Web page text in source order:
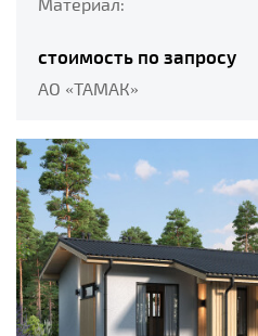
стоимость по запросу
АО «ТАМАК»